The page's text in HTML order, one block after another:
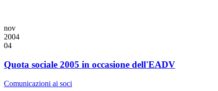
nov
2004
04
Quota sociale 2005 in occasione dell'EADV
Comunicazioni ai soci